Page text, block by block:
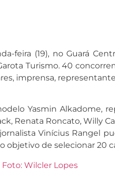
feira (19), no Guará
Turismo. 40
imprensa,
Yasmin Alkadome,
Renata Roncato, Willy
Vinícius Rangel
objetivo de selecionar 20